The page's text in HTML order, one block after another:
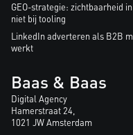
GEO-strategie: zichtbaarheid
niet bij tooling
LinkedIn adverteren als B2B
werkt
Baas & Baas
Digital Agency
Hamerstraat 24,
1021 JW Amsterdam